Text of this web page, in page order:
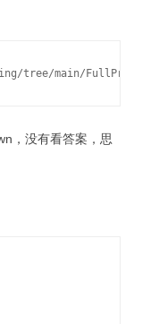
tree/main/
，没有看答案，思